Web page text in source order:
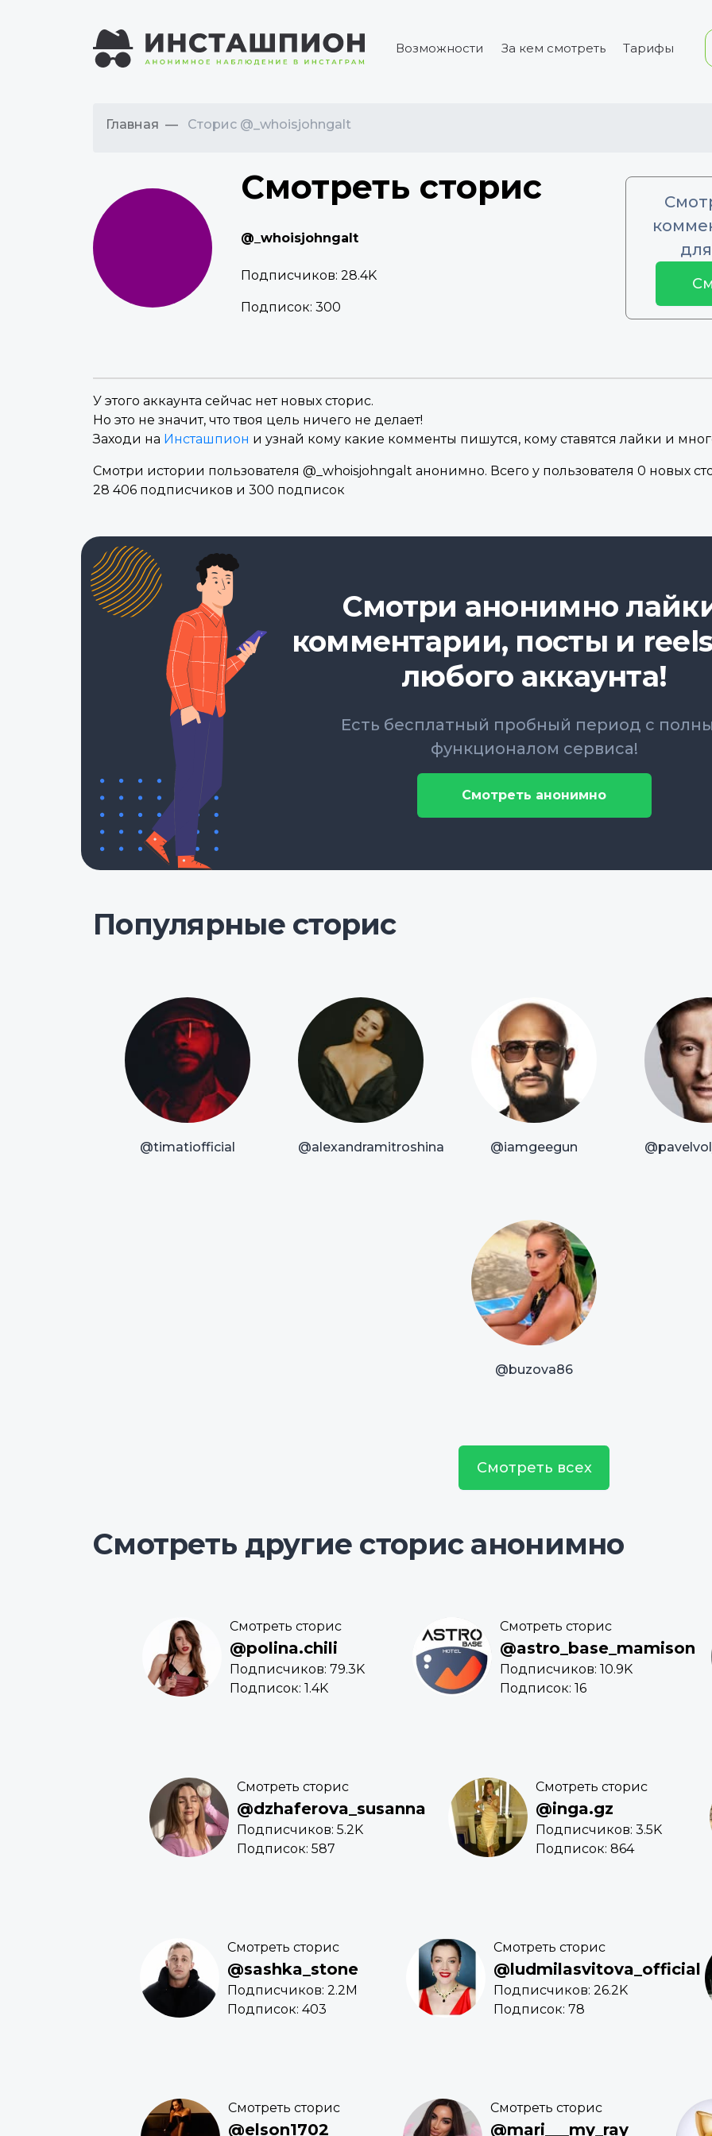
Возможности За кем смотреть Тарифы
Главная Сторис @_whoisjohngalt
Смотреть сторис
@_whoisjohngalt
Подписчиков: 28.4K
Подписок: 300
У этого аккаунта сейчас нет новых сторис.
Но это не значит, что твоя цель ничего не делает!
Заходи на Инсташпион и узнай кому какие комменты пишутся, кому ставятся лайки и
Смотри истории пользователя @_whoisjohngalt анонимно. Всего у пользователя 0 новых
28 406 подписчиков и 300 подписок
Смотри анонимно
комментарии, посты и
любого аккаунта!
Есть бесплатный пробный период с
функционалом сервиса!
Смотреть анонимно
Популярные сторис
@timatiofficial @alexandramitroshina @iamgeegun
@buzova86
Смотреть всех
Смотреть другие сторис анонимно
Смотреть сторис
@polina.chili
Подписчиков: 79.3K
Подписок: 1.4K
Смотреть сторис
@astro_base_mamison
Подписчиков: 10.9K
Подписок: 16
Смотреть сторис
@dzhaferova_susanna
Подписчиков: 5.2K
Подписок: 587
Смотреть сторис
@inga.gz
Подписчиков: 3.5K
Подписок: 864
Смотреть сторис
@sashka_stone
Подписчиков: 2.2M
Подписок: 403
Смотреть сторис
@ludmilasvitova_official
Подписчиков: 26.2K
Подписок: 78
Смотреть сторис
@elson1702
Смотреть сторис
@mari___my_ray